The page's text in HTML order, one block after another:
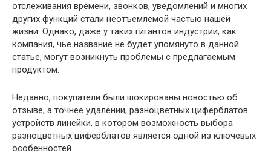
отслеживания времени, звонков, уведомлений и многих
других функций стали неотъемлемой частью нашей
жизни. Однако, даже у таких гигантов индустрии, как
компания, чьё название не будет упомянуто в данной
статье, могут возникнуть проблемы с предлагаемым
продуктом.
Недавно, покупатели были шокированы новостью об
отзыве, а точнее удалении, разноцветных циферблатов
устройств линейки, в котором возможность выбора
разноцветных циферблатов является одной из ключевых
особенностей.